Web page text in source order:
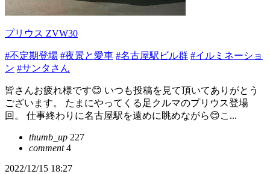
プリウス ZVW30
#不定期登場 #夜景と愛車 #名古屋駅ビル群 #イルミネーショ
ン #サンタさん
皆さんお疲れ様です😊 いつも投稿を見て頂いてありがとう
ございます。 たまにやってくる足クルマのプリウス登場
回。 仕事終わりに名古屋駅を遠めに眺めながら😊こ...
thumb_up 227
comment4
2022/12/15 18:27